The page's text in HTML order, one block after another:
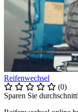
Reifenwechsel
(0)
Sparen Sie